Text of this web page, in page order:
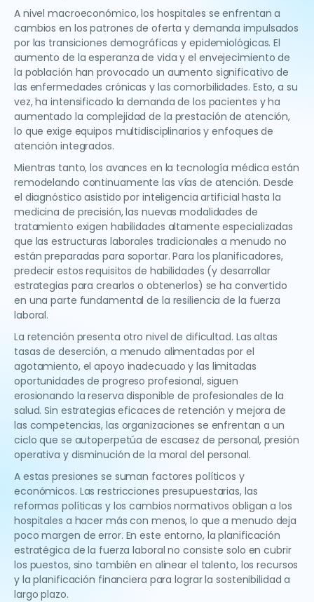
A nivel macroeconómico, los hospitales se enfrentan a
cambios en los patrones de oferta y demanda impulsados
por las transiciones demográficas y epidemiológicas. El
aumento de la esperanza de vida y el envejecimiento de
la población han provocado un aumento significativo de
las enfermedades crónicas y las comorbilidades. Esto, a su
vez, ha intensificado la demanda de los pacientes y ha
aumentado la complejidad de la prestación de atención,
lo que exige equipos multidisciplinarios y enfoques de
atención integrados.
Mientras tanto, los avances en la tecnología médica están
remodelando continuamente las vías de atención. Desde
el diagnóstico asistido por inteligencia artificial hasta la
medicina de precisión, las nuevas modalidades de
tratamiento exigen habilidades altamente especializadas
que las estructuras laborales tradicionales a menudo no
están preparadas para soportar. Para los planificadores,
predecir estos requisitos de habilidades (y desarrollar
estrategias para crearlos o obtenerlos) se ha convertido
en una parte fundamental de la resiliencia de la fuerza
laboral.
La retención presenta otro nivel de dificultad. Las altas
tasas de deserción, a menudo alimentadas por el
agotamiento, el apoyo inadecuado y las limitadas
oportunidades de progreso profesional, siguen
erosionando la reserva disponible de profesionales de la
salud. Sin estrategias eficaces de retención y mejora de
las competencias, las organizaciones se enfrentan a un
ciclo que se autoperpetúa de escasez de personal, presión
operativa y disminución de la moral del personal.
A estas presiones se suman factores políticos y
económicos. Las restricciones presupuestarias, las
reformas políticas y los cambios normativos obligan a los
hospitales a hacer más con menos, lo que a menudo deja
poco margen de error. En este entorno, la planificación
estratégica de la fuerza laboral no consiste solo en cubrir
los puestos, sino también en alinear el talento, los recursos
y la planificación financiera para lograr la sostenibilidad a
largo plazo.